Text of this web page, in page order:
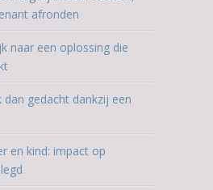
afronden
naar een oplossing die
gedacht dankzij een
en kind: impact op